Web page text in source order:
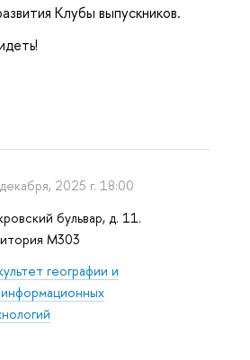
Клубы выпускников.
2025 г. 18:00
бульвар, д. 11.
М303
географии и